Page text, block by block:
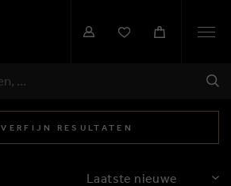
VERFIJN RESULTATEN
SORTEREN